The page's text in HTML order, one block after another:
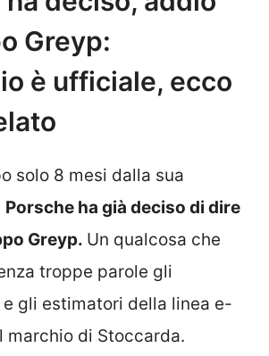
Greyp:
è ufficiale, ecco
solo 8 mesi dalla sua
Porsche ha già deciso di dire
Greyp. Un qualcosa che
troppe parole gli
gli estimatori della linea e-
marchio di Stoccarda.